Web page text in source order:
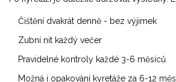
Čištění dvakrát denně - bez výjimek
Zubní nit každý večer
Pravidelné kontroly každé 3-6 měsíců
Možná i opakování kyretáže za 6-12